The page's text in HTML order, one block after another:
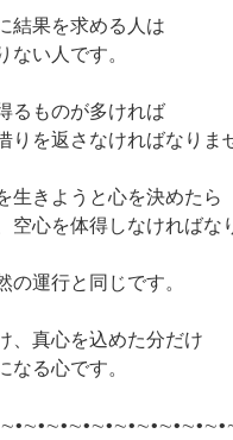
結果を求める人は
ない人です。
るものが多ければ
りを返さなければなりま
生きようと心を決めたら
空心を体得しなければな
の運行と同じです。
、真心を込めた分だけ
なる心です。